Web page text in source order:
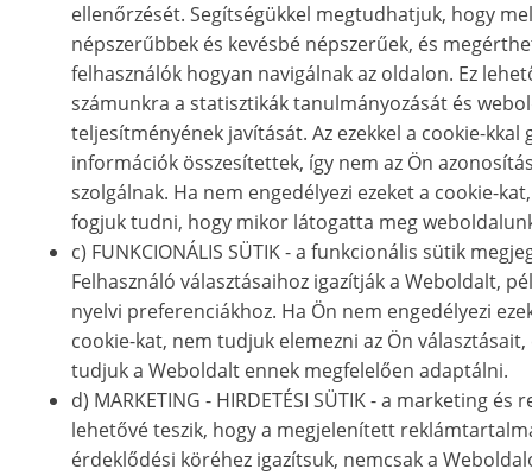
ellenőrzését. Segítségükkel megtudhatjuk, hogy
népszerűbbek és kevésbé népszerűek, és
felhasználók hogyan navigálnak az oldalon. Ez
számunkra a statisztikák tanulmányozását és
teljesítményének javítását. Az ezekkel a cookie-kkal
információk összesítettek, így nem az Ön
szolgálnak. Ha nem engedélyezi ezeket a cookie-
fogjuk tudni, hogy mikor látogatta meg
c) FUNKCIONÁLIS SÜTIK - a funkcionális sütik
Felhasználó választásaihoz igazítják a Weboldalt,
nyelvi preferenciákhoz. Ha Ön nem engedélyezi
cookie-kat, nem tudjuk elemezni az Ön választásait,
tudjuk a Weboldalt ennek megfelelően adaptálni.
d) MARKETING - HIRDETÉSI SÜTIK - a marketing és
lehetővé teszik, hogy a megjelenített
érdeklődési köréhez igazítsuk, nemcsak a